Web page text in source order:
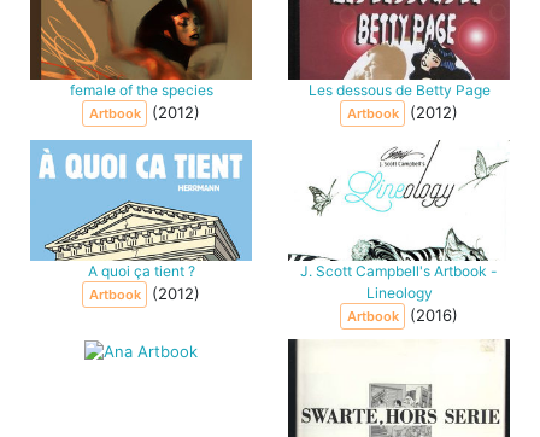
female of the species
Artbook (2012)
Les dessous de Betty Page
Artbook (2012)
A quoi ça tient ?
Artbook (2012)
J. Scott Campbell's Artbook -
Lineology
Artbook (2016)